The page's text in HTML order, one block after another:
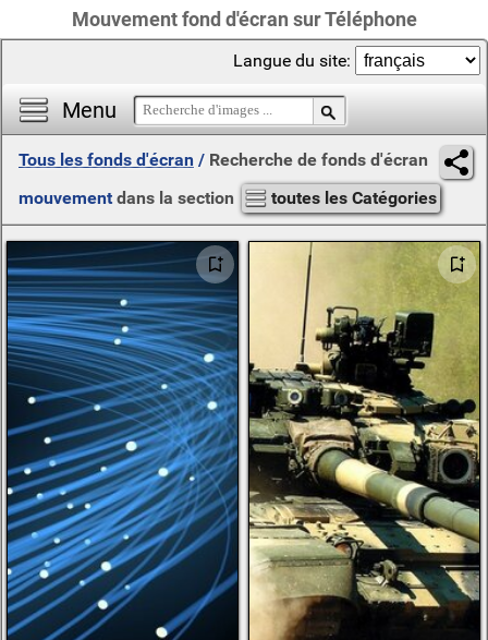
Mouvement fond d'écran sur Téléphone
Menu
Langue du site:
Tous les fonds d'écran / Recherche de fonds d'écran
mouvement dans la section toutes les Catégories